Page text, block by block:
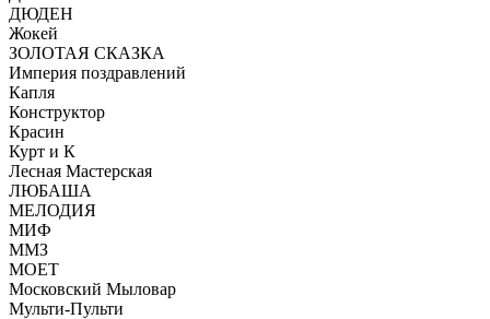
ДЮДЕН
Жокей
ЗОЛОТАЯ СКАЗКА
Империя поздравлений
Капля
Конструктор
Красин
Курт и К
Лесная Мастерская
ЛЮБАША
МЕЛОДИЯ
МИФ
ММЗ
МОЕТ
Московский Мыловар
Мульти-Пульти